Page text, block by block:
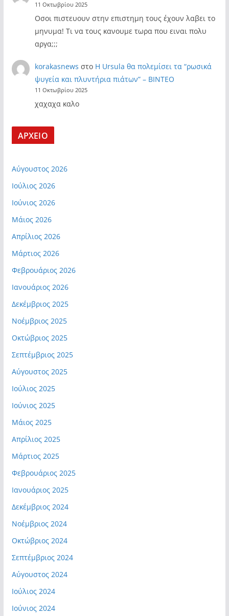
11 Οκτωβρίου 2025
Οσοι πιστευουν στην επιστημη τους έχουν λαβει το
μηνυμα! Τι να τους κανουμε τωρα που ειναι πολυ
αργα;;;
korakasnews στο Η Ursula θα πολεμίσει τα “ρωσικά
ψυγεία και πλυντήρια πιάτων” – ΒΙΝΤΕΟ
11 Οκτωβρίου 2025
χαχαχα καλο
ΑΡΧΕΙΟ
Αύγουστος 2026
Ιούλιος 2026
Ιούνιος 2026
Μάιος 2026
Απρίλιος 2026
Μάρτιος 2026
Φεβρουάριος 2026
Ιανουάριος 2026
Δεκέμβριος 2025
Νοέμβριος 2025
Οκτώβριος 2025
Σεπτέμβριος 2025
Αύγουστος 2025
Ιούλιος 2025
Ιούνιος 2025
Μάιος 2025
Απρίλιος 2025
Μάρτιος 2025
Φεβρουάριος 2025
Ιανουάριος 2025
Δεκέμβριος 2024
Νοέμβριος 2024
Οκτώβριος 2024
Σεπτέμβριος 2024
Αύγουστος 2024
Ιούλιος 2024
Ιούνιος 2024